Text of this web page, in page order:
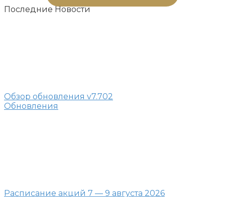
Последние Новости
Обзор обновления v7.702
Обновления
Расписание акций 7 — 9 августа 2026